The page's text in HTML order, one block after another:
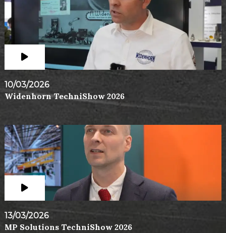
10/03/2026
Widenhorn TechniShow 2026
13/03/2026
MP Solutions TechniShow 2026